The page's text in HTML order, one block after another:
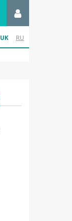
UK RU